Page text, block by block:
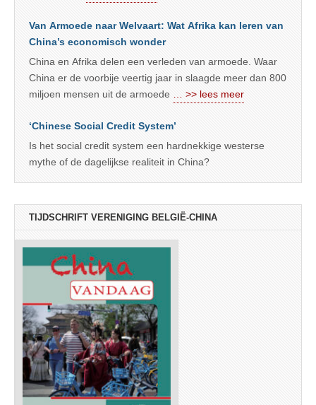
Van Armoede naar Welvaart: Wat Afrika kan leren van
China’s economisch wonder
China en Afrika delen een verleden van armoede. Waar
China er de voorbije veertig jaar in slaagde meer dan 800
miljoen mensen uit de armoede
… >> lees meer
‘Chinese Social Credit System’
Is het social credit system een hardnekkige westerse
mythe of de dagelijkse realiteit in China?
TIJDSCHRIFT VERENIGING BELGIË-CHINA